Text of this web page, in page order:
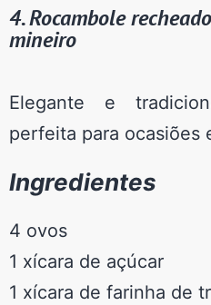
4. Rocambole
mineiro
Elegante e
perfeita para ocasiões
Ingredientes
4 ovos
1 xícara de açúcar
1 xícara de farinha de